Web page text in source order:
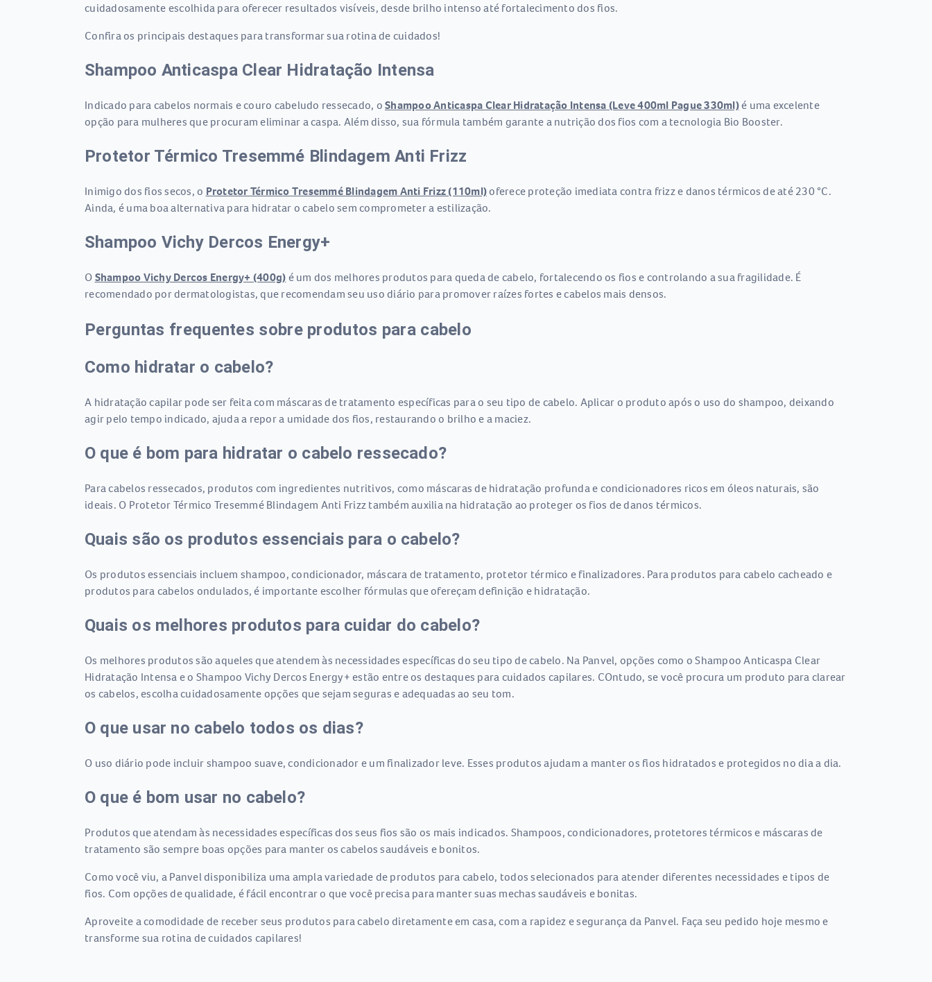
cuidadosamente escolhida para oferecer resultados visíveis, desde brilho intenso até fortalecimento dos fios.
Confira os principais destaques para transformar sua rotina de cuidados!
Shampoo Anticaspa Clear Hidratação Intensa
Indicado para cabelos normais e couro cabeludo ressecado, o Shampoo Anticaspa Clear Hidratação Intensa (Leve 400ml Pague 330ml)é uma excelente
opção para mulheres que procuram eliminar a caspa. Além disso, sua fórmula também garante a nutrição dos fios com a tecnologia Bio Booster.
Protetor Térmico Tresemmé Blindagem Anti Frizz
Inimigo dos fios secos, o Protetor Térmico Tresemmé Blindagem Anti Frizz (110ml)oferece proteção imediata contra frizz e danos térmicos de até 230 °C.
Ainda, é uma boa alternativa para hidratar o cabelo sem comprometer a estilização.
Shampoo Vichy Dercos Energy+
O Shampoo Vichy Dercos Energy+ (400g) é um dos melhores produtos para queda de cabelo, fortalecendo os fios e controlando a sua fragilidade. É
recomendado por dermatologistas, que recomendam seu uso diário para promover raízes fortes e cabelos mais densos.
Perguntas frequentes sobre produtos para cabelo
Como hidratar o cabelo?
A hidratação capilar pode ser feita com máscaras de tratamento específicas para o seu tipo de cabelo. Aplicar o produto após o uso do shampoo, deixando
agir pelo tempo indicado, ajuda a repor a umidade dos fios, restaurando o brilho e a maciez.
O que é bom para hidratar o cabelo ressecado?
Para cabelos ressecados, produtos com ingredientes nutritivos, como máscaras de hidratação profunda e condicionadores ricos em óleos naturais, são
ideais. O Protetor Térmico Tresemmé Blindagem Anti Frizz também auxilia na hidratação ao proteger os fios de danos térmicos.
Quais são os produtos essenciais para o cabelo?
Os produtos essenciais incluem shampoo, condicionador, máscara de tratamento, protetor térmico e finalizadores. Para produtos para cabelo cacheado e
produtos para cabelos ondulados, é importante escolher fórmulas que ofereçam definição e hidratação.
Quais os melhores produtos para cuidar do cabelo?
Os melhores produtos são aqueles que atendem às necessidades específicas do seu tipo de cabelo. Na Panvel, opções como o Shampoo Anticaspa Clear
Hidratação Intensa e o Shampoo Vichy Dercos Energy+ estão entre os destaques para cuidados capilares. COntudo, se você procura um produto para clarear
os cabelos, escolha cuidadosamente opções que sejam seguras e adequadas ao seu tom.
O que usar no cabelo todos os dias?
O uso diário pode incluir shampoo suave, condicionador e um finalizador leve. Esses produtos ajudam a manter os fios hidratados e protegidos no dia a dia.
O que é bom usar no cabelo?
Produtos que atendam às necessidades específicas dos seus fios são os mais indicados. Shampoos, condicionadores, protetores térmicos e máscaras de
tratamento são sempre boas opções para manter os cabelos saudáveis e bonitos.
Como você viu, a Panvel disponibiliza uma ampla variedade de produtos para cabelo, todos selecionados para atender diferentes necessidades e tipos de
fios. Com opções de qualidade, é fácil encontrar o que você precisa para manter suas mechas saudáveis e bonitas.
Aproveite a comodidade de receber seus produtos para cabelo diretamente em casa, com a rapidez e segurança da Panvel. Faça seu pedido hoje mesmo e
transforme sua rotina de cuidados capilares!